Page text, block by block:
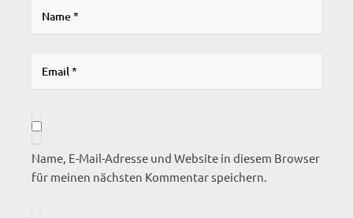
Name, E-Mail-Adresse und Website in diesem Browser
für meinen nächsten Kommentar speichern.